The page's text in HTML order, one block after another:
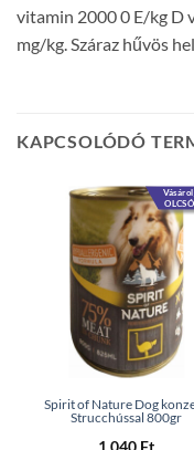
vitamin 2000 0 E/kg D
mg/kg. Száraz hűvös
KAPCSOLÓDÓ
Spirit of Nature Dog
Strucchússal 800gr
1 040 Ft